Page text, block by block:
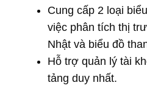
Cung cấp 2 loại
việc phân tích thị
Nhật và biểu đồ
Hỗ trợ quản lý tài
tảng duy nhất.